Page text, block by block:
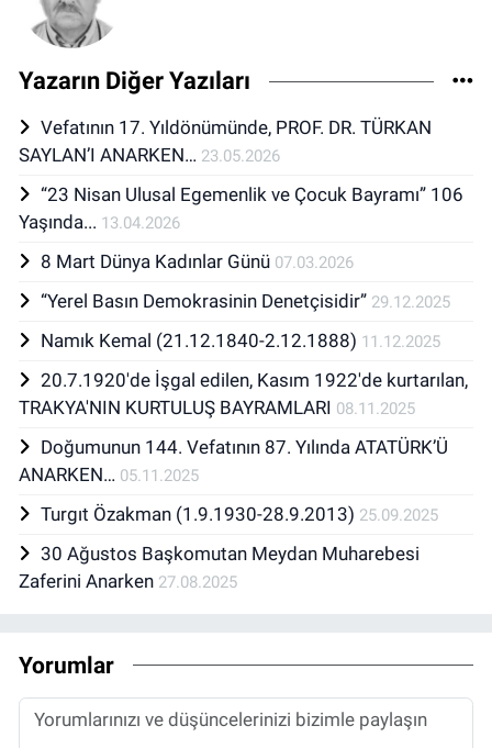
Yazarın Diğer Yazıları
Vefatının 17. Yıldönümünde, PROF. DR. TÜRKAN
SAYLAN’I ANARKEN… 23.05.2026
“23 Nisan Ulusal Egemenlik ve Çocuk Bayramı” 106
Yaşında... 13.04.2026
8 Mart Dünya Kadınlar Günü 07.03.2026
“Yerel Basın Demokrasinin Denetçisidir” 29.12.2025
Namık Kemal (21.12.1840-2.12.1888) 11.12.2025
20.7.1920'de İşgal edilen, Kasım 1922'de kurtarılan,
TRAKYA'NIN KURTULUŞ BAYRAMLARI 08.11.2025
Doğumunun 144. Vefatının 87. Yılında ATATÜRK’Ü
ANARKEN… 05.11.2025
Turgıt Özakman (1.9.1930-28.9.2013) 25.09.2025
30 Ağustos Başkomutan Meydan Muharebesi
Zaferini Anarken 27.08.2025
Yorumlar